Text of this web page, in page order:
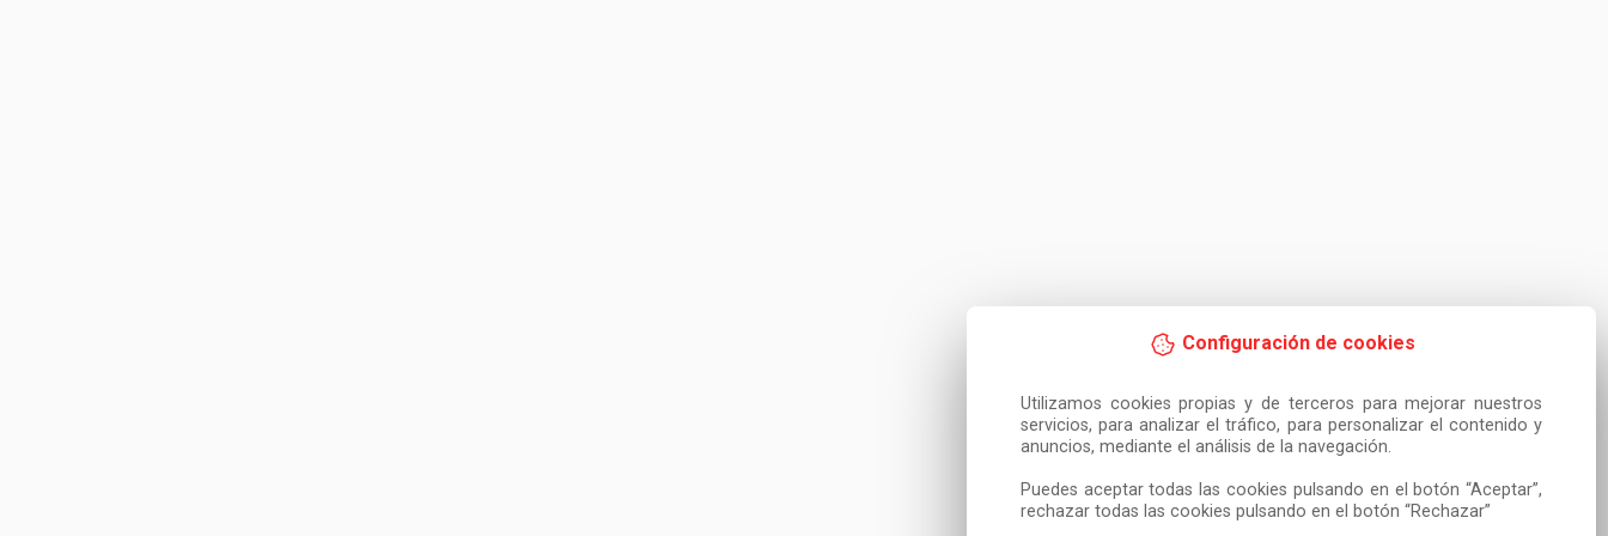
Configuración de cookies
Utilizamos cookies propias y de terceros para mejorar nuestros
servicios, para analizar el tráfico, para personalizar el contenido y
anuncios, mediante el análisis de la navegación.
Puedes aceptar todas las cookies pulsando en el botón “Aceptar”,
rechazar todas las cookies pulsando en el botón “Rechazar”